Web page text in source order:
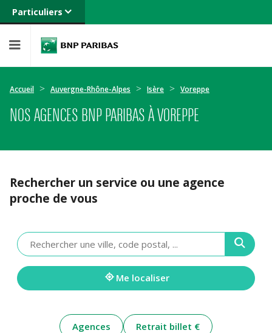
Particuliers
Banque privée
Entreprises
Accueil Auvergne-Rhône-Alpes Isère Voreppe
NOS AGENCES BNP PARIBAS À VOREPPE
Rechercher un service ou une agence
proche de vous
Veuillez
renseigner
une
adresse
Me localiser
Agences
Retrait billet €